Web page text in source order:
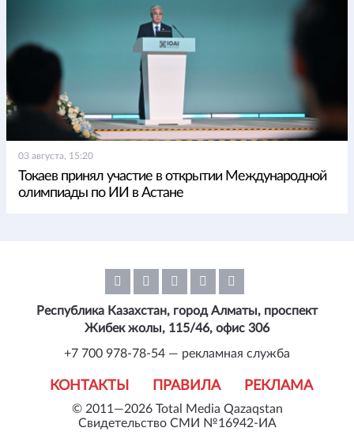
03 августа, 15:20
Токаев принял участие в открытии Международной
олимпиады по ИИ в Астане
© 2011—2026 Total Media Qazaqstan
Свидетельство СМИ №16942-ИА
КОНТАКТЫ ПРАВИЛА РЕКЛАМА
Республика Казахстан, город Алматы, проспект
Жибек жолы, 115/46, офис 306
+7 700 978-78-54 — рекламная служба